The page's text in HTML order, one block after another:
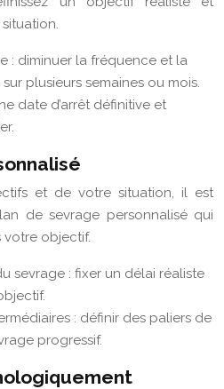
: diminuer la fréquence et la
plusieurs semaines ou mois.
date d’arrêt définitive et
et de votre situation, il est
de sevrage personnalisé qui
votre objectif.
sevrage : fixer un délai réaliste
: définir des paliers de
progressif.